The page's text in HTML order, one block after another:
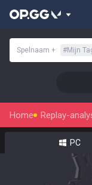
Spelnaam + #Mijn
Home Replay-
PC